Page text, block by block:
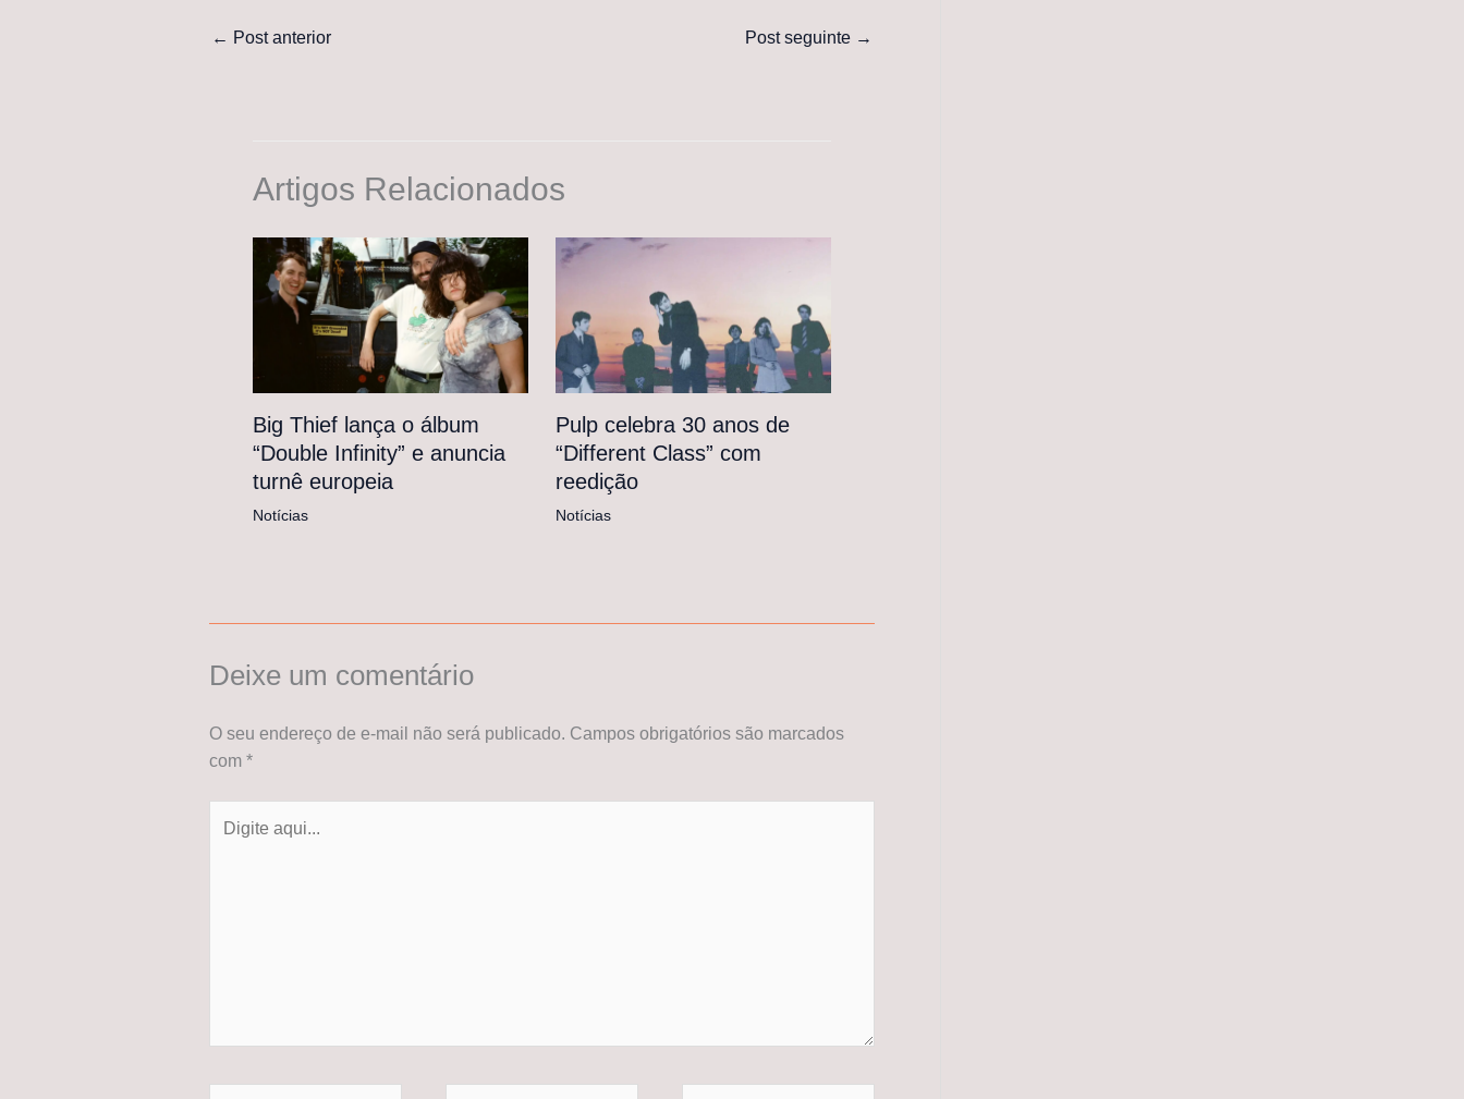
← Post anterior Post seguinte →
Artigos Relacionados
Big Thief lança o álbum
“Double Infinity” e anuncia
turnê europeia
Notícias
Pulp celebra 30 anos de
“Different Class” com
reedição
Notícias
Deixe um comentário
O seu endereço de e-mail não será publicado. Campos obrigatórios são marcados
com *
aqui...